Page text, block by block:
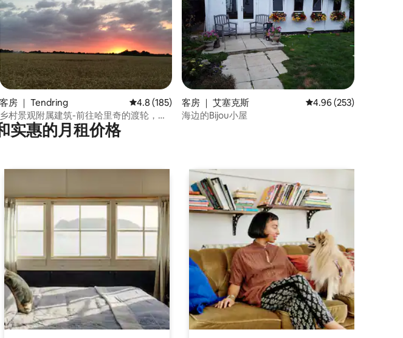
分（满分 5 分），共 8 条评价
客房 ｜ Tendring 平均评分 4.8 分（满分 5 分），共 185 条评价
4.8 (185)
乡村景观附属建筑-前往哈里奇的渡轮，可
携带宠物入住
客房 ｜ 艾塞克斯 平均评分 4.96 分（满
4.96 (253)
海边的Bijou小屋
实惠的月租价格